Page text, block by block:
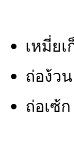
เหมี่ย
ถ่อง้ว
ถ่อเซ้